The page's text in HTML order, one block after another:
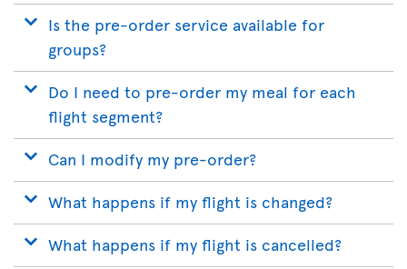
Is the pre-order service available for
groups?
Do I need to pre-order my meal for each
flight segment?
Can I modify my pre-order?
What happens if my flight is changed?
What happens if my flight is cancelled?